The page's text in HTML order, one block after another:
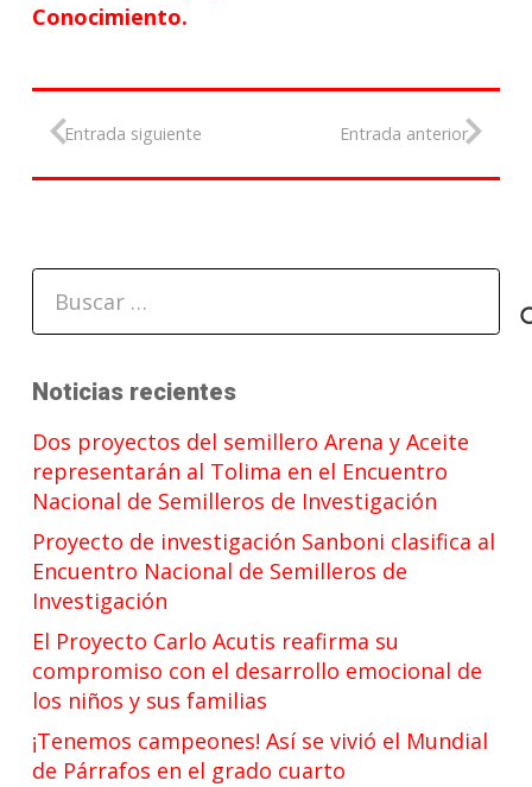
Conocimiento.
Entrada siguiente Entrada anterior
Noticias recientes
Dos proyectos del semillero Arena y Aceite
representarán al Tolima en el Encuentro
Nacional de Semilleros de Investigación
Proyecto de investigación Sanboni clasifica al
Encuentro Nacional de Semilleros de
Investigación
El Proyecto Carlo Acutis reafirma su
compromiso con el desarrollo emocional de
los niños y sus familias
¡Tenemos campeones! Así se vivió el Mundial
de Párrafos en el grado cuarto